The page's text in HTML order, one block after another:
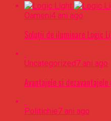
Oameni4 ani ago
Soluții de iluminare Logic
Uncategorized7 ani ago
Avantajele si
Politichie7 ani ago